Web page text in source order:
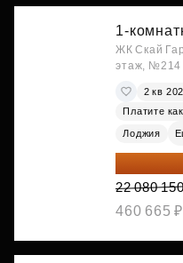
1-
ЖК Скай
этаж, №214
2 кв
Платите
Лоджия
19 209
22 080
460 665